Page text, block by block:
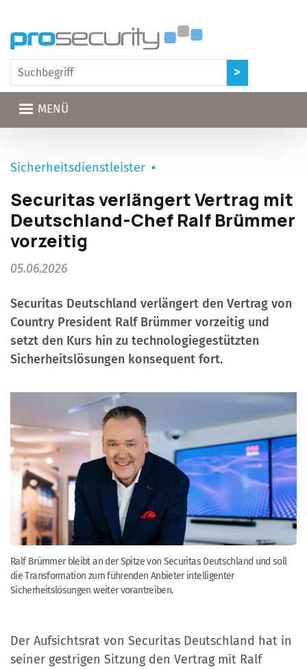
MENÜ
Sicherheitsdienstleister
Securitas verlängert Vertrag mit
Deutschland-Chef Ralf Brümmer
vorzeitig
05.06.2026
Securitas Deutschland verlängert den Vertrag von
Country President Ralf Brümmer vorzeitig und
setzt den Kurs hin zu technologiegestützten
Sicherheitslösungen konsequent fort.
Ralf Brümmer bleibt an der Spitze von Securitas Deutschland und soll
die Transformation zum führenden Anbieter intelligenter
Sicherheitslösungen weiter vorantreiben.
Der Aufsichtsrat von Securitas Deutschland hat in
seiner gestrigen Sitzung den Vertrag mit Ralf